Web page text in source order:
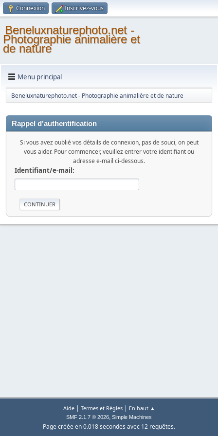
Connexion Inscrivez-vous
Beneluxnaturephoto.net -
Photographie animalière et
de nature
Menu principal
Beneluxnaturephoto.net - Photographie animalière et de nature
Rappel d'authentification
Si vous avez oublié vos détails de connexion, pas de souci, on peut
vous aider. Pour commencer, veuillez entrer votre identifiant ou
adresse e-mail ci-dessous.
Identifiant/e-mail:
Aide| Termes et Règles| En haut ▲
SMF 2.1.7 © 2026, Simple Machines
Page créée en 0.018 secondes avec 12 requêtes.